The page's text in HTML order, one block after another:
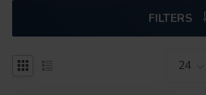
FILTERS